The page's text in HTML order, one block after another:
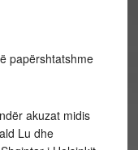
papërshtatshme
akuzat midis
Lu dhe